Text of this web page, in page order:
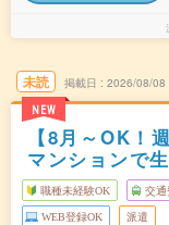
未読
NEW
掲載日 2026/08/08
【8月～OK！
マンションで
職種未経験OK 交通
WEB登録OK 派遣